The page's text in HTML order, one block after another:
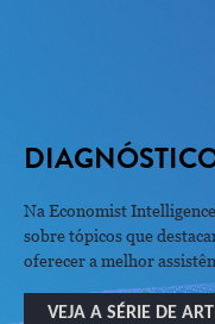
Na Economist
sobre tópicos que
oferecer a melhor
VEJA A SÉRIE DE